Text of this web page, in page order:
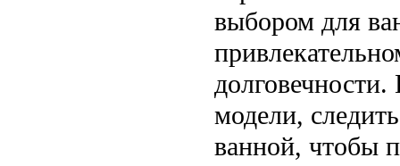
выбором для
модели,
ванной, чтобы